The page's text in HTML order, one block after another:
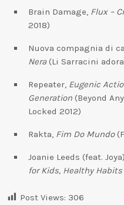
Brain Damage, Flux –
2018)
Nuova compagnia di
Nera(Li Sarracini
Repeater, Eugenic
Generation (Beyond
Locked 2012)
Rakta, Fim Do Mundo
Joanie Leeds (feat.
for Kids, Healthy Habits
Post Views: 306